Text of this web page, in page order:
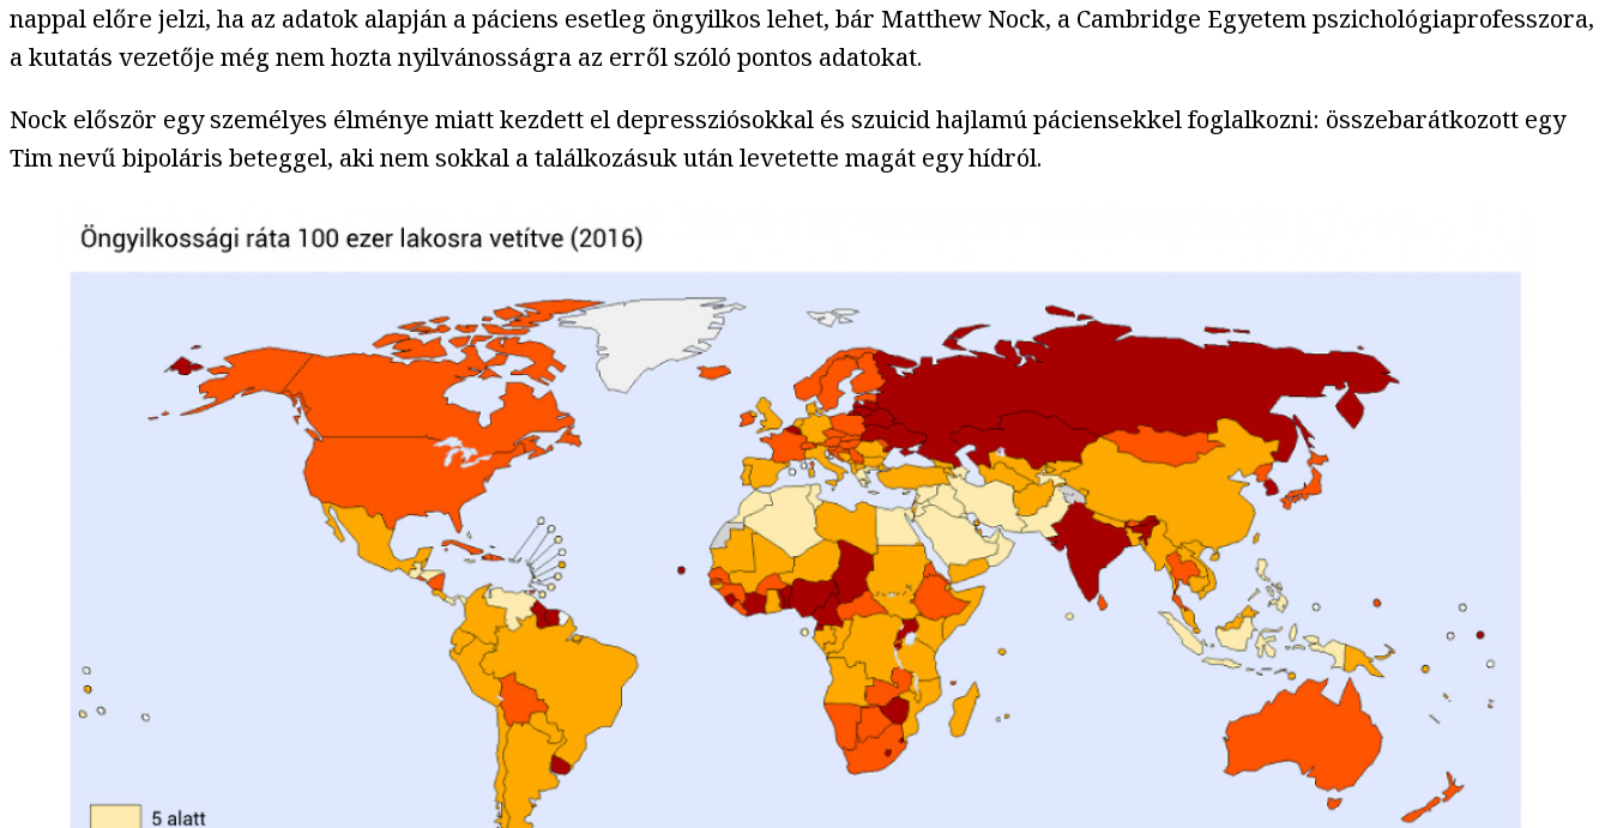
nappal előre jelzi, ha az adatok alapján a páciens esetleg öngyilkos lehet, bár Matthew Nock, a Cambridge Egyetem pszichológiaprofesszora,
a kutatás vezetője még nem hozta nyilvánosságra az erről szóló pontos adatokat.
Nock először egy személyes élménye miatt kezdett el depressziósokkal és szuicid hajlamú páciensekkel foglalkozni: összebarátkozott egy
Tim nevű bipoláris beteggel, aki nem sokkal a találkozásuk után levetette magát egy hídról.